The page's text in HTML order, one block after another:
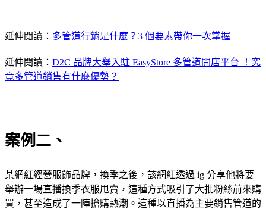
延伸閱讀： 多管道行銷是什麼？3 個要素帶你一次掌握
延伸閱讀： D2C 品牌大舉入駐 EasyStore 多管道開店平台 ！究
竟多管道銷售有什麼優勢？
案例二、
某網紅經營服飾品牌，換季之後，該網紅透過 ig 分享他將要
舉辦一場直播換季衣服甩賣，這種方式吸引了大批粉絲前來購
買，甚至造成了一陣搶購熱潮。這種以直播為主要銷售管道的